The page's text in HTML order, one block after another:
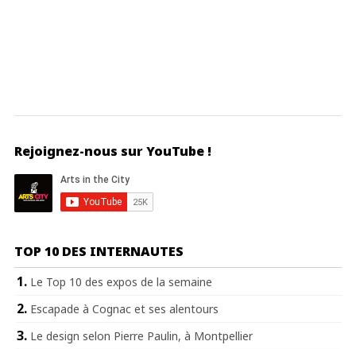
Rejoignez-nous sur YouTube !
TOP 10 DES INTERNAUTES
Le Top 10 des expos de la semaine
Escapade à Cognac et ses alentours
Le design selon Pierre Paulin, à Montpellier